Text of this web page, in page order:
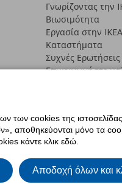
Γνωρίζοντας την
Βιωσιμότητα
Εργασία στην IKEA
Καταστήματα
Συχνές Ερωτήσεις
Επικοινωνήστε
προσβασιμότητας
των cookies της
μόνο τα
κάντε κλικ εδώ.
Αποδοχή όλων και